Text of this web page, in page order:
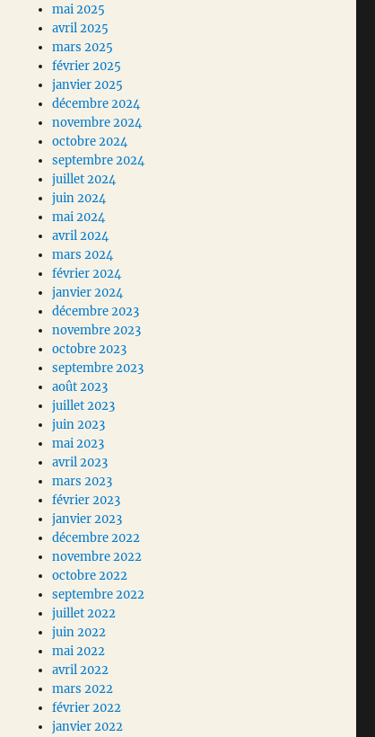
mai 2025
avril 2025
mars 2025
février 2025
janvier 2025
décembre 2024
novembre 2024
octobre 2024
septembre 2024
juillet 2024
juin 2024
mai 2024
avril 2024
mars 2024
février 2024
janvier 2024
décembre 2023
novembre 2023
octobre 2023
septembre 2023
août 2023
juillet 2023
juin 2023
mai 2023
avril 2023
mars 2023
février 2023
janvier 2023
décembre 2022
novembre 2022
octobre 2022
septembre 2022
juillet 2022
juin 2022
mai 2022
avril 2022
mars 2022
février 2022
janvier 2022